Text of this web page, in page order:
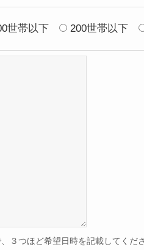
世帯以下 200世帯以下
３つほど希望日時を記載してくださ